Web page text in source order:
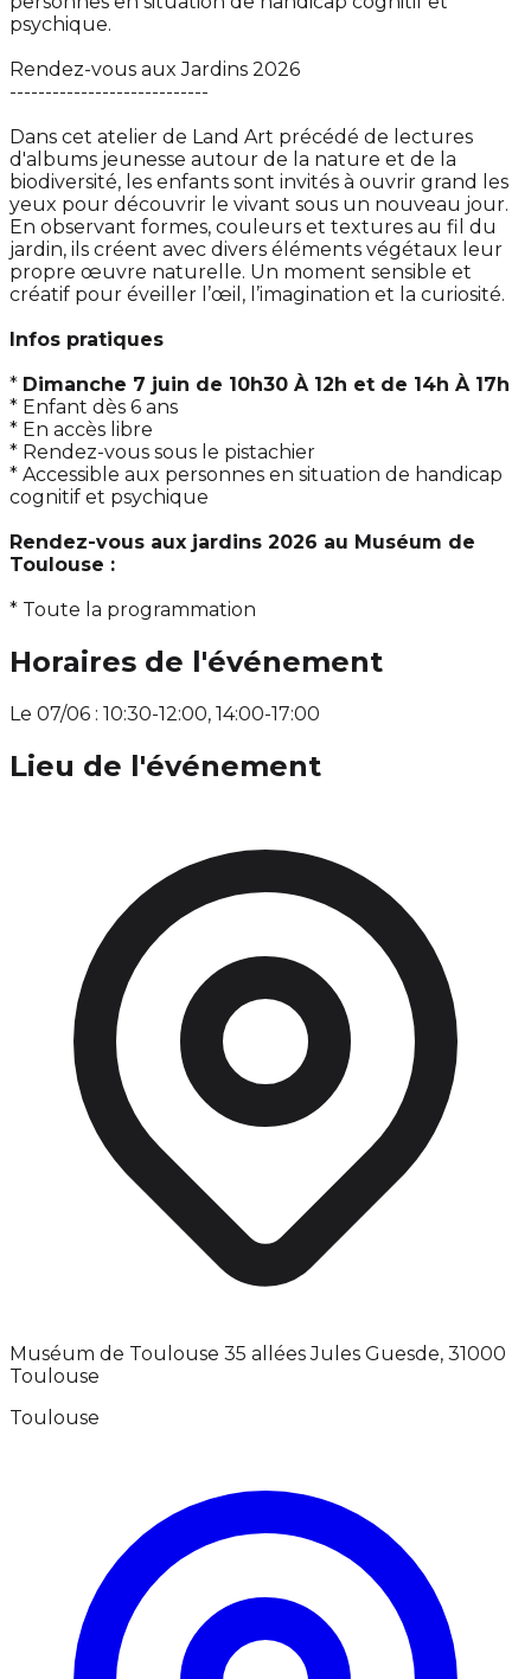
psychique.
Rendez-vous aux Jardins 2026
----------------------------
Dans cet atelier de Land Art précédé de lectures
d'albums jeunesse autour de la nature et de la
biodiversité, les enfants sont invités à ouvrir grand les
yeux pour découvrir le vivant sous un nouveau jour.
En observant formes, couleurs et textures au fil du
jardin, ils créent avec divers éléments végétaux leur
propre œuvre naturelle. Un moment sensible et
créatif pour éveiller l’œil, l’imagination et la curiosité.
Infos pratiques
* Dimanche 7 juin de 10h30 À 12h et de 14h À 17h
* Enfant dès 6 ans
* En accès libre
* Rendez-vous sous le pistachier
* Accessible aux personnes en situation de handicap
cognitif et psychique
Rendez-vous aux jardins 2026 au Muséum de
Toulouse :
* Toute la programmation
Horaires de l'événement
Le 07/06 : 10:30-12:00, 14:00-17:00
Lieu de l'événement
Muséum de Toulouse 35 allées Jules Guesde, 31000
Toulouse
Toulouse